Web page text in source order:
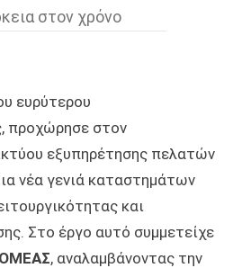
στον χρόνο
ευρύτερου
προχώρησε στον
εξυπηρέτησης πελατών
νέα γενιά καταστημάτων
και
Στο έργο αυτό συμμετείχε
, αναλαμβάνοντας την